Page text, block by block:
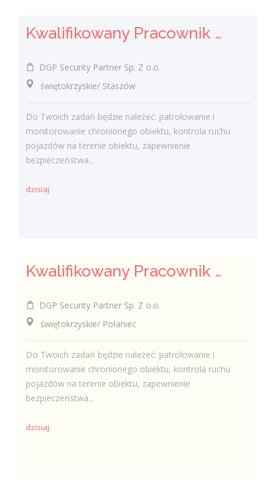
Kwalifikowany Pracownik / Kwalifikowana Pracowniczka Ochrony
DGP Security Partner Sp. Z o.o.
świętokrzyskie/ Staszów
Do Twoich zadań będzie należeć: patrolowanie i
monitorowanie chronionego obiektu, kontrola ruchu
pojazdów na terenie obiektu, zapewnienie
bezpieczeństwa...
dzisiaj
Kwalifikowany Pracownik / Kwalifikowana Pracowniczka Ochrony
DGP Security Partner Sp. Z o.o.
świętokrzyskie/ Połaniec
Do Twoich zadań będzie należeć: patrolowanie i
monitorowanie chronionego obiektu, kontrola ruchu
pojazdów na terenie obiektu, zapewnienie
bezpieczeństwa...
dzisiaj